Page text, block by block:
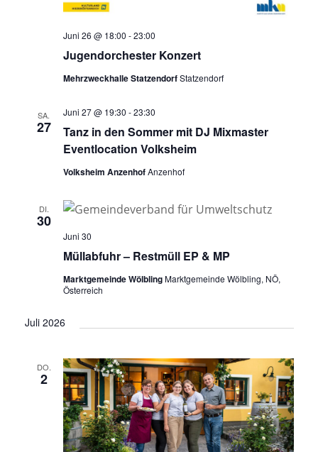
Jugendorchester Konzert
Juni 26 @ 18:00 -23:00
Mehrzweckhalle StatzendorfStatzendorf
SA.
27
Tanz in den Sommer mit DJ Mixmaster
Eventlocation Volksheim
Juni 27 @ 19:30 -23:30
Volksheim AnzenhofAnzenhof
DI.
30
Müllabfuhr – Restmüll EP & MP
Juni 30
Marktgemeinde WölblingMarktgemeinde Wölbling, NÖ,
Österreich
Juli 2026
DO.
2